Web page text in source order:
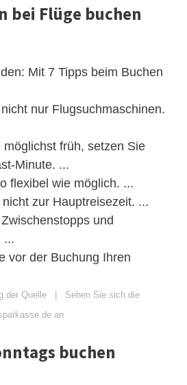
bei Flüge buchen
Mit 7 Tipps beim Buchen
nur Flugsuchmaschinen.
möglichst früh, setzen Sie
Minute. ...
flexibel wie möglich. ...
zur Hauptreisezeit. ...
und
...
vor der Buchung Ihren
der Quelle | Sehen Sie sich die
an
buchen